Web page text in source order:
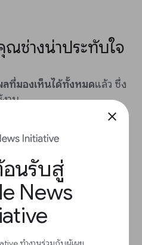
close
นรับสู่
News
ช่างน่าประทับใจ
ลที่มองเห็นได้ทั้งหมดแล้ว ซึ่ง
าน
โฆษณา
กพันครั้ง ผู้ลงโฆษณาจ่าย
อการแสดงผลพันครั้ง
กๆ 1,000 ครั้ง
ด้ขายการแสดงผลทั้งหมด
จะวัดจำนวนการแสดงผล
ารด้วยการแสดงผลที่มอง